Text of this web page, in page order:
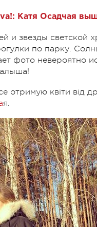
Катя Осадчая
и звезды светской
по парку.
фото невероятно
отримую квіти від
я.